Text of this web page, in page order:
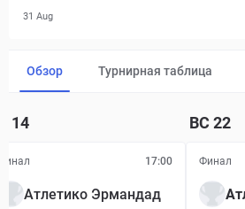
31 Aug
Обзор Турнирная таблица
14
17:00
Атлетико Эрмандад
ВС 22
Финал